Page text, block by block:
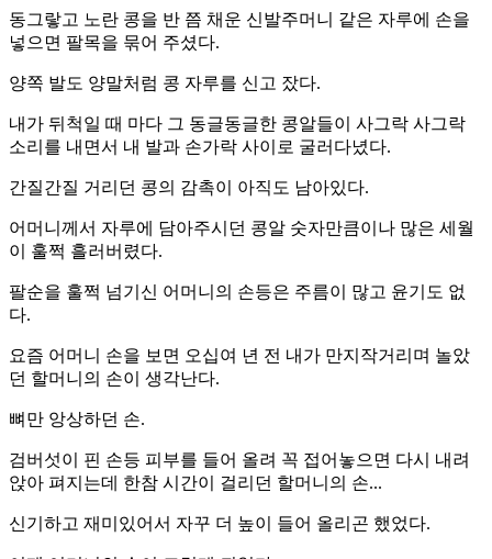
동그랗고 노란 콩을 반 쯤 채운 신발주머니 같은 자루에 손을
넣으면 팔목을 묶어 주셨다.
양쪽 발도 양말처럼 콩 자루를 신고 잤다.
내가 뒤척일 때 마다 그 동글동글한 콩알들이 사그락 사그락
소리를 내면서 내 발과 손가락 사이로 굴러다녔다.
간질간질 거리던 콩의 감촉이 아직도 남아있다.
어머니께서 자루에 담아주시던 콩알 숫자만큼이나 많은 세월
이 훌쩍 흘러버렸다.
팔순을 훌쩍 넘기신 어머니의 손등은 주름이 많고 윤기도 없
다.
요즘 어머니 손을 보면 오십여 년 전 내가 만지작거리며 놀았
던 할머니의 손이 생각난다.
뼈만 앙상하던 손.
검버섯이 핀 손등 피부를 들어 올려 꼭 접어놓으면 다시 내려
앉아 펴지는데 한참 시간이 걸리던 할머니의 손...
신기하고 재미있어서 자꾸 더 높이 들어 올리곤 했었다.